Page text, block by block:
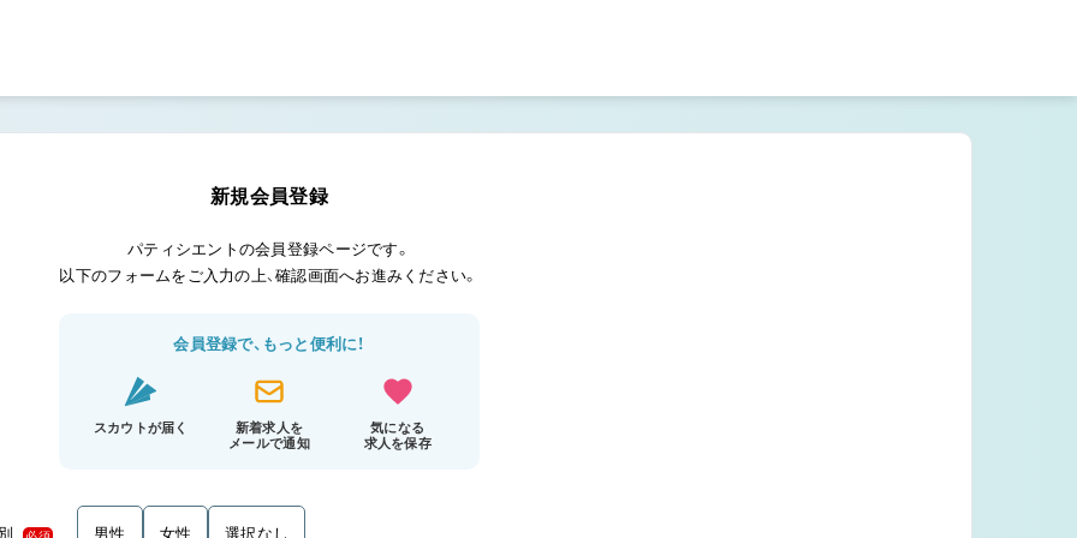
新規会員登録
パティシエントの会員登録ページです。
以下のフォームをご入力の上、確認画面へお進みください。
会員登録で、もっと便利に！
スカウトが届く
新着求人を
メールで通知
気になる
求人を保存
必須 男性 女性 選択なし